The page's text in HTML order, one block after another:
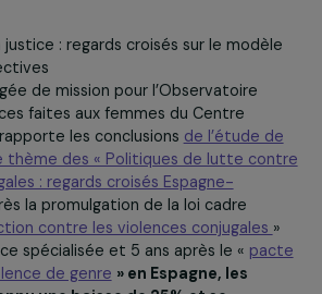
rapportant déjà des antécédents,
multiples plaintes
d’attente ou encore le refus
du fait de revenus jugés
dévoilent l’impérativité d’une
violences faites aux femmes par
, travailleuse sociale et référente
LEA Solidarités Femmes, rapporte
quicondamnent l’impuissance